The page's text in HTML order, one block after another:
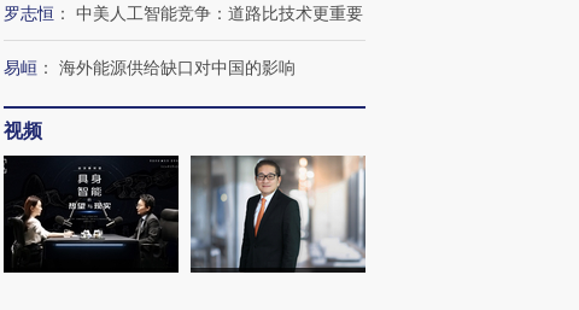
罗志恒 ： 中美人工智能竞争：道路比技术更重要
易峘 ： 海外能源供给缺口对中国的影响
视频